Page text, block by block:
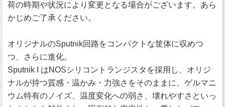
荷の時期や状況により変更となる場合がございます。あら
かじめご了承ください。
オリジナルのSputnik回路をコンパクトな筐体に収めつ
つ、さらに進化。
Sputnik I はNOSシリコントランジスタを採用し、オリジ
ナルが持つ質感・温かみ・力強さをそのままに、ゲルマニ
ウム特有のノイズ、温度変化への弱さ、壊れやすさといっ